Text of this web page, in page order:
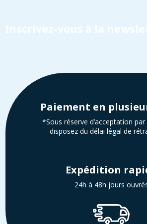
Inscrivez-vous à la
Paiement en
*Sous réserve d’acceptation par
disposez du délai légal de
Expédition
24h à 48h jours